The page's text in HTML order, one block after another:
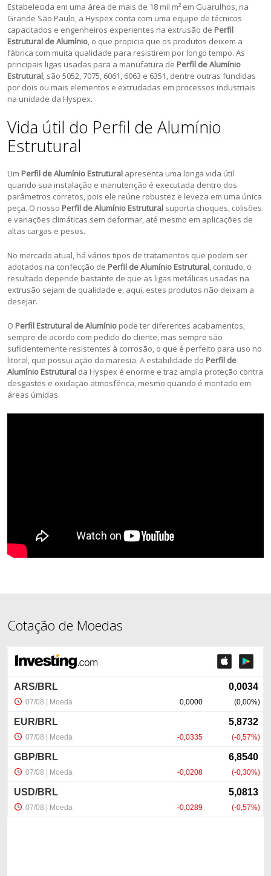
Estabelecida em uma área de mais de 18 mil m² em Guarulhos, na
Grande São Paulo, a Hyspex conta com uma equipe de técnicos
capacitados e engenheiros experientes na extrusão de Perfil
Estrutural de Alumínio, o que propicia que os produtos deixem a
fábrica com muita qualidade para resistirem por longo tempo. As
principais ligas usadas para a manufatura de Perfil de Alumínio
Estrutural, são 5052, 7075, 6061, 6063 e 6351, dentre outras fundidas
por dois ou mais elementos e extrudadas em processos industriais
na unidade da Hyspex.
Vida útil do Perfil de Alumínio
Estrutural
Um Perfil de Alumínio Estrutural apresenta uma longa vida útil
quando sua instalação e manutenção é executada dentro dos
parâmetros corretos, pois ele reúne robustez e leveza em uma única
peça. O nosso Perfil de Alumínio Estrutural suporta choques, colisões
e variações climáticas sem deformar, até mesmo em aplicações de
altas cargas e pesos.
No mercado atual, há vários tipos de tratamentos que podem ser
adotados na confecção de Perfil de Alumínio Estrutural, contudo, o
resultado depende bastante de que as ligas metálicas usadas na
extrusão sejam de qualidade e, aqui, estes produtos não deixam a
desejar.
O Perfil Estrutural de Alumínio pode ter diferentes acabamentos,
sempre de acordo com pedido do cliente, mas sempre são
suficientemente resistentes à corrosão, o que é perfeito para uso no
litoral, que possui ação da maresia. A estabilidade do Perfil de
Alumínio Estrutural da Hyspex é enorme e traz ampla proteção contra
desgastes e oxidação atmosférica, mesmo quando é montado em
áreas úmidas.
Cotação de Moedas